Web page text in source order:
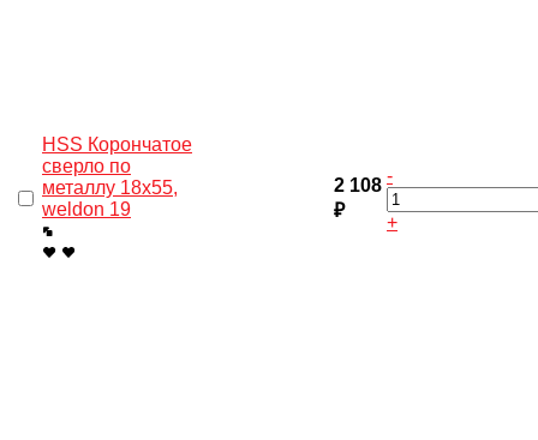
HSS Корончатое
сверло по
металлу 18x55,
weldon 19
2 108
₽
-
+